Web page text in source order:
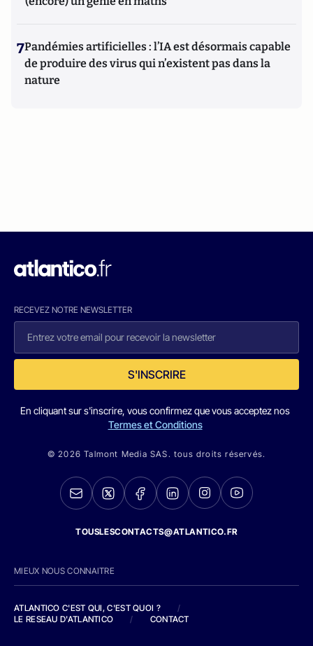
7Pandémies artificielles : l’IA est désormais capable
de produire des virus qui n’existent pas dans la
nature
RECEVEZ NOTRE NEWSLETTER
S'INSCRIRE
En cliquant sur s'inscrire, vous confirmez que vous acceptez nos
Termes et Conditions
© 2026 Talmont Media SAS. tous droits réservés.
TOUSLESCONTACTS@ATLANTICO.FR
MIEUX NOUS CONNAITRE
ATLANTICO C'EST QUI, C'EST QUOI ?
/
LE RESEAU D'ATLANTICO
/ CONTACT